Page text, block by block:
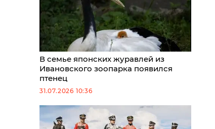
В семье японских журавлей из
Ивановского зоопарка появился
птенец
31.07.2026 10:36